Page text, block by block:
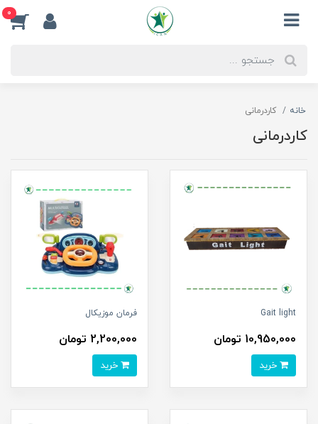
0
خانه کاردرمانی
کاردرمانی
Gait light
10,950,000 تومان
فرمان موزیکال
2,200,000 تومان